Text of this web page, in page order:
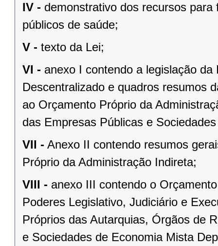
IV - demonstrativo dos recursos
públicos de saúde;
V - texto da Lei;
VI - anexo I contendo a legislação
Descentralizado e quadros resumos
ao Orçamento Próprio da
das Empresas Públicas e
VII - Anexo II contendo resumos
Próprio da Administração Indireta;
VIII - anexo III contendo o
Poderes Legislativo, Judiciário e
Próprios das Autarquias, Órgãos de
e Sociedades de Economia Mista